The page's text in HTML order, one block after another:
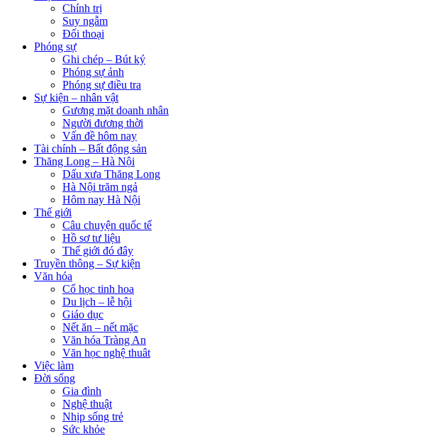
Chính trị
Suy ngẫm
Đối thoại
Phóng sự
Ghi chép – Bút ký
Phóng sự ảnh
Phóng sự điều tra
Sự kiện – nhân vật
Gương mặt doanh nhân
Người đương thời
Vấn đề hôm nay
Tài chính – Bất động sản
Thăng Long – Hà Nội
Dấu xưa Thăng Long
Hà Nội trăm ngả
Hôm nay Hà Nội
Thế giới
Câu chuyện quốc tế
Hồ sơ tư liệu
Thế giới đó đây
Truyền thông – Sự kiện
Văn hóa
Cổ học tinh hoa
Du lịch – lễ hội
Giáo dục
Nết ăn – nết mặc
Văn hóa Tràng An
Văn học nghệ thuât
Việc làm
Đời sống
Gia đình
Nghệ thuật
Nhịp sống trẻ
Sức khỏe